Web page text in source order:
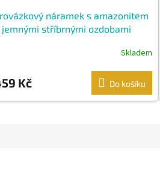
náramek s amazonitem
jemnými stříbrnými ozdobami
Skladem
Kč Do košíku